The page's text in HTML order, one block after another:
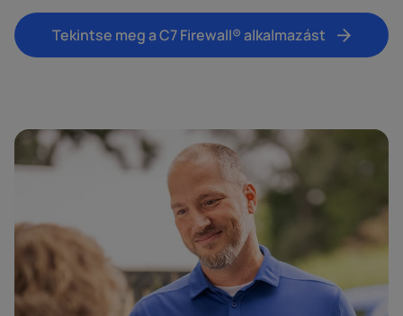
Tekintse meg a C7 Firewall® alkalmazást